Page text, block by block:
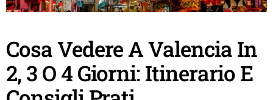
Cosa Vedere A Valencia In
2, 3 O 4 Giorni: Itinerario E